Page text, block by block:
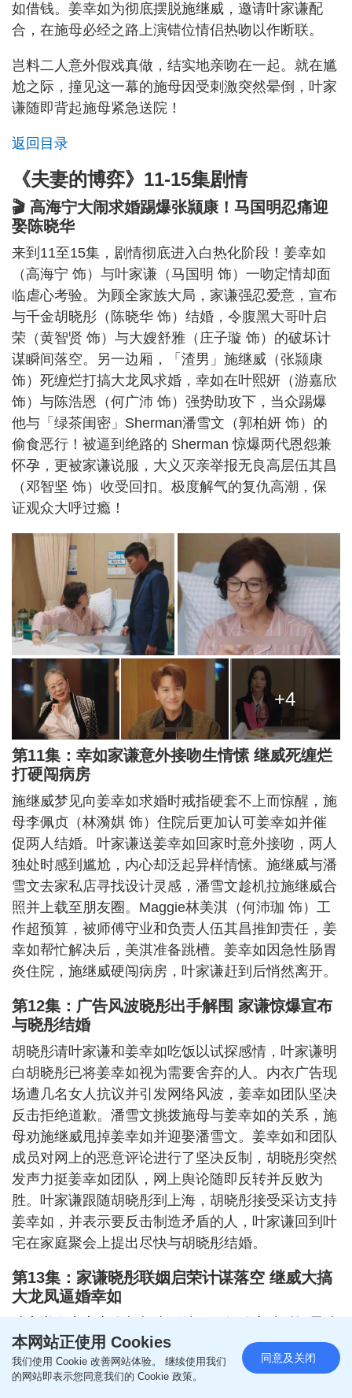
如借钱。姜幸如为彻底摆脱施继威，邀请叶家谦配
合，在施母必经之路上演错位情侣热吻以作断联。
岂料二人意外假戏真做，结实地亲吻在一起。就在尴
尬之际，撞见这一幕的施母因受刺激突然晕倒，叶家
谦随即背起施母紧急送院！
返回目录
《夫妻的博弈》11-15集剧情
🎬 高海宁大闹求婚踢爆张颕康！马国明忍痛迎
娶陈晓华
来到11至15集，剧情彻底进入白热化阶段！姜幸如
（高海宁 饰）与叶家谦（马国明 饰）一吻定情却面
临虐心考验。为顾全家族大局，家谦强忍爱意，宣布
与千金胡晓彤（陈晓华 饰）结婚，令腹黑大哥叶启
荣（黄智贤 饰）与大嫂舒雅（庄子璇 饰）的破坏计
谋瞬间落空。另一边厢，「渣男」施继威（张颕康
饰）死缠烂打搞大龙凤求婚，幸如在叶熙妍（游嘉欣
饰）与陈浩恩（何广沛 饰）强势助攻下，当众踢爆
他与「绿茶闺密」Sherman潘雪文（郭柏妍 饰）的
偷食恶行！被逼到绝路的 Sherman 惊爆两代恩怨兼
怀孕，更被家谦说服，大义灭亲举报无良高层伍其昌
（邓智坚 饰）收受回扣。极度解气的复仇高潮，保
证观众大呼过瘾！
+4
第11集：幸如家谦意外接吻生情愫 继威死缠烂
打硬闯病房
施继威梦见向姜幸如求婚时戒指硬套不上而惊醒，施
母李佩贞（林漪娸 饰）住院后更加认可姜幸如并催
促两人结婚。叶家谦送姜幸如回家时意外接吻，两人
独处时感到尴尬，内心却泛起异样情愫。施继威与潘
雪文去家私店寻找设计灵感，潘雪文趁机拉施继威合
照并上载至朋友圈。Maggie林美淇（何沛珈 饰）工
作超预算，被师傅守业和负责人伍其昌推卸责任，姜
幸如帮忙解决后，美淇准备跳槽。姜幸如因急性肠胃
炎住院，施继威硬闯病房，叶家谦赶到后悄然离开。
第12集：广告风波晓彤出手解围 家谦惊爆宣布
与晓彤结婚
胡晓彤请叶家谦和姜幸如吃饭以试探感情，叶家谦明
白胡晓彤已将姜幸如视为需要舍弃的人。内衣广告现
场遭几名女人抗议并引发网络风波，姜幸如团队坚决
反击拒绝道歉。潘雪文挑拨施母与姜幸如的关系，施
母劝施继威甩掉姜幸如并迎娶潘雪文。姜幸如和团队
成员对网上的恶意评论进行了坚决反制，胡晓彤突然
发声力挺姜幸如团队，网上舆论随即反转并反败为
胜。叶家谦跟随胡晓彤到上海，胡晓彤接受采访支持
姜幸如，并表示要反击制造矛盾的人，叶家谦回到叶
宅在家庭聚会上提出尽快与胡晓彤结婚。
第13集：家谦晓彤联姻启荣计谋落空 继威大搞
大龙凤逼婚幸如
启荣利用自己离间两人关系的计谋落空，叶启荣气急
败坏将舒雅赶下车。熙妍知道叶家谦真正喜欢的是姜
本网站正使用 Cookies
我们使用 Cookie 改善网站体验。 继续使用我们
的网站即表示您同意我们的 Cookie 政策。
同意及关闭